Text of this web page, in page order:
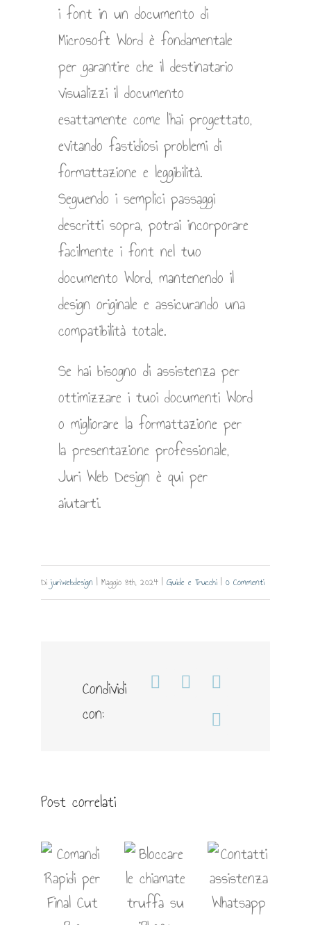
i font in un documento di
Microsoft Word è fondamentale
per garantire che il destinatario
visualizzi il documento
esattamente come l’hai progettato,
evitando fastidiosi problemi di
formattazione e leggibilità.
Seguendo i semplici passaggi
descritti sopra, potrai incorporare
facilmente i font nel tuo
documento Word, mantenendo il
design originale e assicurando una
compatibilità totale.
Se hai bisogno di assistenza per
ottimizzare i tuoi documenti Word
o migliorare la formattazione per
la presentazione professionale,
Juri Web Design è qui per
aiutarti.
Dijuriwebdesign | Maggio 8th, 2024 | Guide e Trucchi | 0 Commenti
Condividi
con:
Facebook
WhatsApp
Telegram
Email
Post correlati